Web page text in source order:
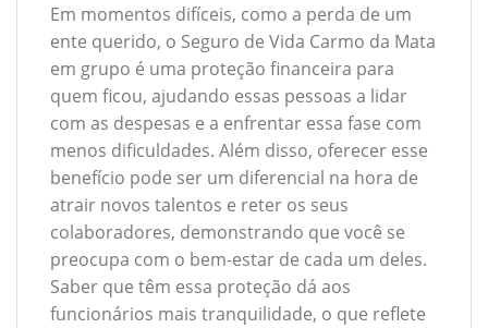
Em momentos difíceis, como a perda de um
ente querido, o Seguro de Vida Carmo da Mata
em grupo é uma proteção financeira para
quem ficou, ajudando essas pessoas a lidar
com as despesas e a enfrentar essa fase com
menos dificuldades. Além disso, oferecer esse
benefício pode ser um diferencial na hora de
atrair novos talentos e reter os seus
colaboradores, demonstrando que você se
preocupa com o bem-estar de cada um deles.
Saber que têm essa proteção dá aos
funcionários mais tranquilidade, o que reflete